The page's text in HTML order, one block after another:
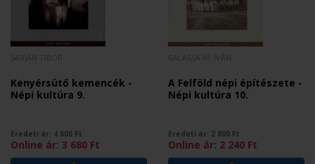
Kenyérsütő kemencék -
Népi kultúra 9.
Eredeti ár: 4 600 Ft
Online ár: 3 680 Ft
A Felföld népi építészete -
Népi kultúra 10.
Eredeti ár: 2 800 Ft
Online ár: 2 240 Ft